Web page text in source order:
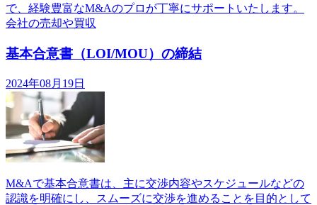
で、経験豊富なM&Aのプロが丁寧にサポートいたします。
会社の売却や買収
基本合意書（LOI/MOU）の締結
2024年08月19日
M&Aで基本合意書は、主に交渉内容やスケジュールなどの
認識を明確にし、スムーズに交渉を進めることを目的として